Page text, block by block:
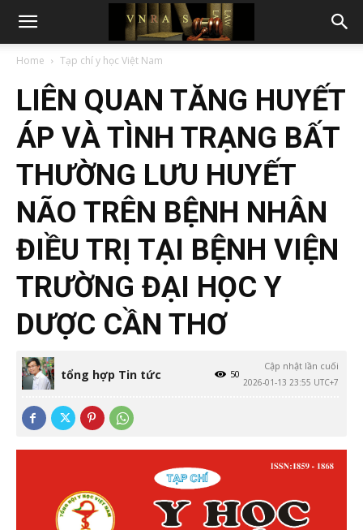
Home Tạp chí y học Việt Nam
LIÊN QUAN TĂNG HUYẾT
ÁP VÀ TÌNH TRẠNG BẤT
THƯỜNG LƯU HUYẾT
NÃO TRÊN BỆNH NHÂN
ĐIỀU TRỊ TẠI BỆNH VIỆN
TRƯỜNG ĐẠI HỌC Y
DƯỢC CẦN THƠ
tổng hợp Tin tức
Cập nhật lần cuối
2026-01-13 23:55 UTC+7
50